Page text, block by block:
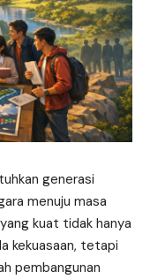
generasi
menuju masa
kuat tidak hanya
kekuasaan, tetapi
pembangunan